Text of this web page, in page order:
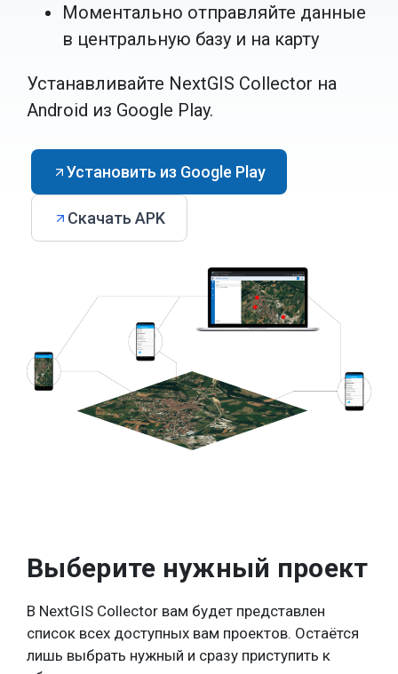
Моментально отправляйте данные
в центральную базу и на карту
Устанавливайте NextGIS Collector на
Android из Google Play.
Установить из Google Play
Скачать APK
Выберите нужный проект
В NextGIS Collector вам будет представлен
список всех доступных вам проектов. Остаётся
лишь выбрать нужный и сразу приступить к